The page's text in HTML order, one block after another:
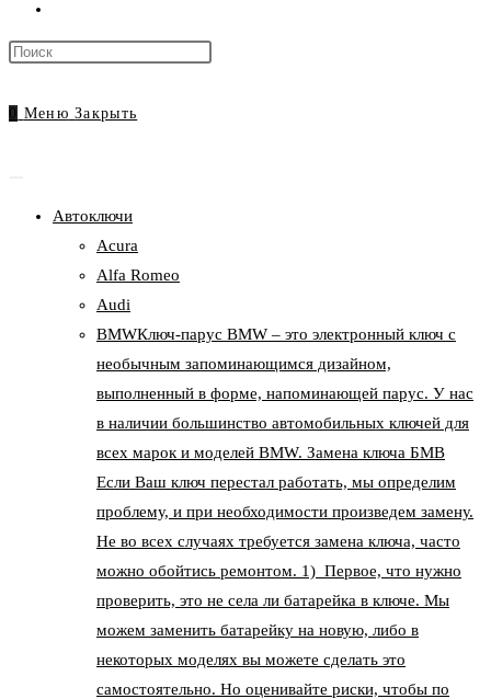
по
сайту
0 Меню Закрыть
Автоключи
Acura
Alfa Romeo
Audi
BMWКлюч-парус BMW – это электронный ключ с
необычным запоминающимся дизайном,
выполненный в форме, напоминающей парус. У нас
в наличии большинство автомобильных ключей для
всех марок и моделей BMW. Замена ключа БМВ
Если Ваш ключ перестал работать, мы определим
проблему, и при необходимости произведем замену.
Не во всех случаях требуется замена ключа, часто
можно обойтись ремонтом. 1) Первое, что нужно
проверить, это не села ли батарейка в ключе. Мы
можем заменить батарейку на новую, либо в
некоторых моделях вы можете сделать это
самостоятельно. Но оценивайте риски, чтобы по